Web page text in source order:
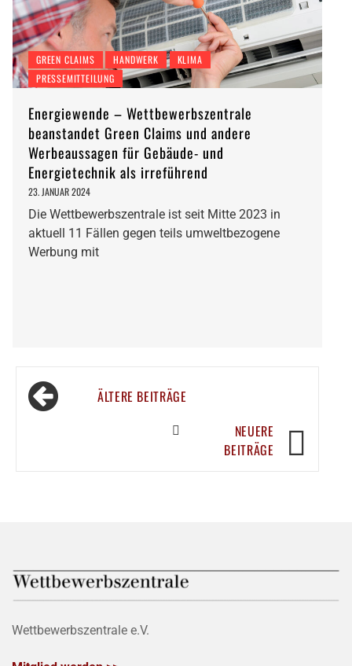
GREEN CLAIMS HANDWERK
KLIMA
PRESSEMITTEILUNG
Energiewende – Wettbewerbszentrale
beanstandet Green Claims und andere
Werbeaussagen für Gebäude- und
Energietechnik als irreführend
23. JANUAR 2024
Die Wettbewerbszentrale ist seit Mitte 2023 in
aktuell 11 Fällen gegen teils umweltbezogene
Werbung mit
Beitragsnavigation
ÄLTERE BEITRÄGE
NEUERE
BEITRÄGE
Wettbewerbszentrale e.V.